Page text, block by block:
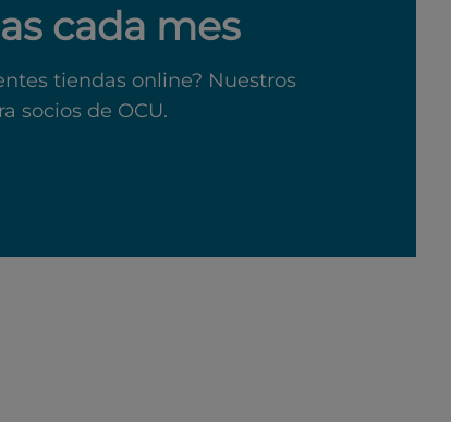
cada mes
tiendas online? Nuestros
socios de OCU.